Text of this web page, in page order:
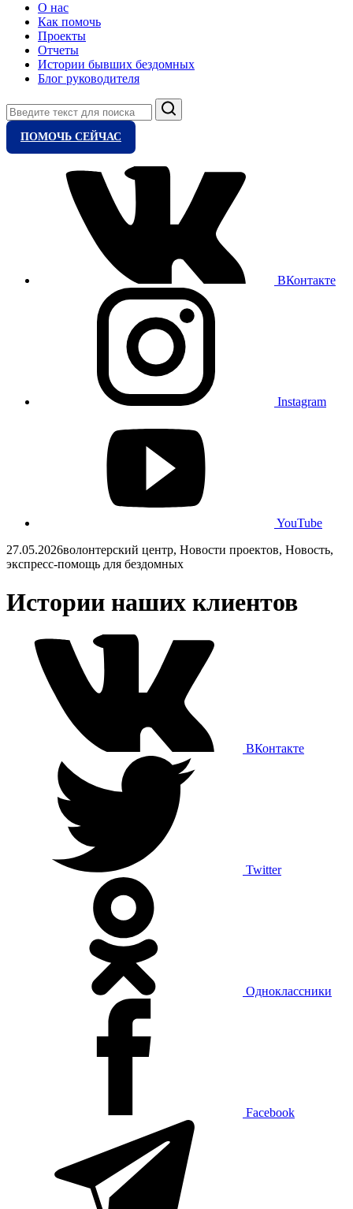
О нас
Как помочь
Проекты
Отчеты
Истории бывших бездомных
Блог руководителя
Поиск
ПОМОЧЬ СЕЙЧАС
ВКонтакте
Instagram
YouTube
27.05.2026волонтерский центр, Новости проектов, Новость,
экспресс-помощь для бездомных
Истории наших клиентов
ВКонтакте
Twitter
Одноклассники
Facebook